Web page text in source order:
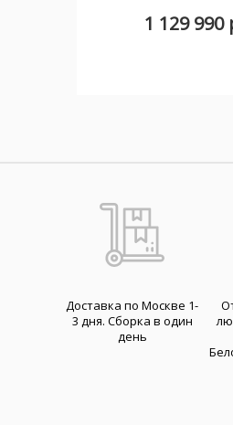
1 129 990
Доставка по Москве 1-
3 дня. Cборка в один
день